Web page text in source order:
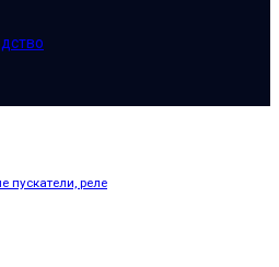
пускатели, реле